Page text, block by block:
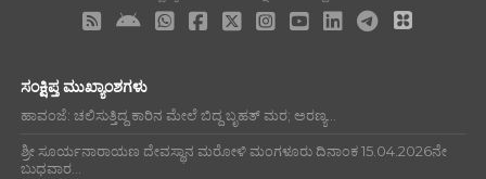
ಸಂಕ್ಷಿಪ್ತ ಮುಖ್ಯಾಂಶಗಳು
ಹಾವಂಜೆ: ಚಲಿಸುತ್ತಿದ್ದ ಕಾರಿನ ಮೇಲೆ ಬಿದ್ದ ಬೃಹತ್ ಮರ; ಅರಣ್ಯ...
ಶ್ರೀ ಸೂರ್ಯನಾರಾಯಣ ದೇವಸ್ಥಾನ ಮರೋಳಿ ಮಂಗಳೂರು ದಿನಾಂಕ 15.04.2026ನೇ
ಬುಧವಾರ...